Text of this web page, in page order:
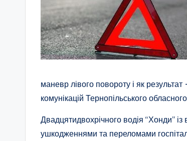
маневр лівого повороту і як
комунікацій Тернопільського
Двадцятидвохрічного водія “Хонди”
ушкодженнями та переломами